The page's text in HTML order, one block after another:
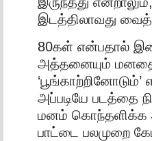
இடத்திலாவது
80கள் என்பதால்
அத்தனையும் மனதை
அப்படியே படத்தை
மனம் கொந்தளிக்க
பாட்டை பலமுறை